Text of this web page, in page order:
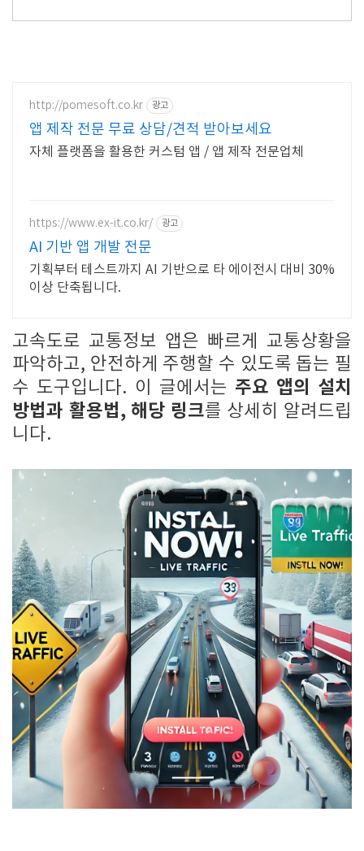
http://pomesoft.co.kr 광고
앱 제작 전문 무료 상담/견적 받아보세요
자체 플랫폼을 활용한 커스텀 앱 / 앱 제작 전문업체
https://www.ex-it.co.kr/ 광고
AI 기반 앱 개발 전문
기획부터 테스트까지 AI 기반으로 타 에이전시 대비 30%
이상 단축됩니다.
고속도로 교통정보 앱은 빠르게 교통상황을
파악하고, 안전하게 주행할 수 있도록 돕는 필
수 도구입니다. 이 글에서는 주요 앱의 설치
방법과 활용법, 해당 링크를 상세히 알려드립
니다.